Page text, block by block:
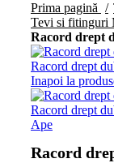
Prima pagină
Tevi si fitinguri
Racord drept
Racord drept
Inapoi la
Racord drept
Ape
Racord